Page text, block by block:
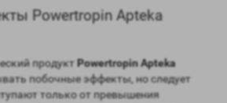
Powertropin Apteka
продукт Powertropin Apteka
побочные эффекты, но следует
только от превышения